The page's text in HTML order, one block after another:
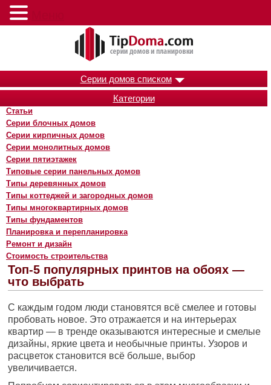
Серии домов списком
Категории
Статьи
Серии блочных домов
Серии кирпичных домов
Серии монолитных домов
Серии пятиэтажек
Типовые серии панельных домов
Типы деревянных домов
Типы коттеджей и загородных домов
Типы многоквартирных домов
Типы фундаментов
Планировка и перепланировка
Ремонт и дизайн
Стоимость строительства
Топ-5 популярных принтов на обоях —
что выбрать
С каждым годом люди становятся всё смелее и готовы
пробовать новое. Это отражается и на интерьерах
квартир — в тренде оказываются интересные и смелые
дизайны, яркие цвета и необычные принты. Узоров и
расцветок становится всё больше, выбор
увеличивается.